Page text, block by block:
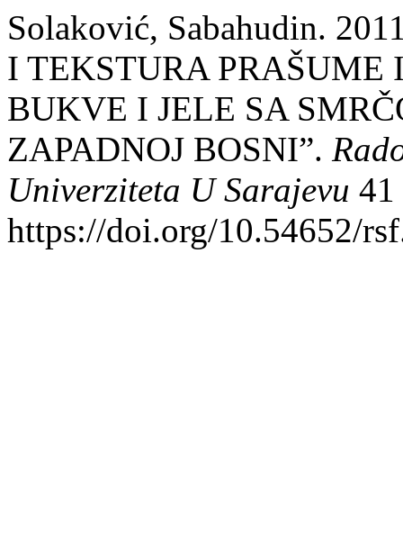
Solaković, Sabahudin.
I TEKSTURA PRAŠUME
BUKVE I JELE SA
ZAPADNOJ BOSNI”.
Univerziteta U Sarajevu 41
https://doi.org/10.54652/